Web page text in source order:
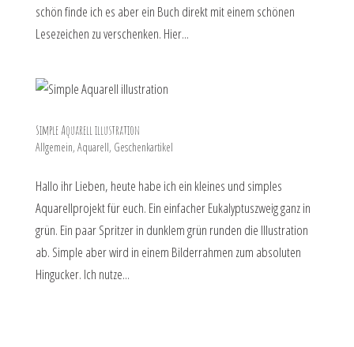
schön finde ich es aber ein Buch direkt mit einem schönen
Lesezeichen zu verschenken. Hier...
Simple Aquarell illustration
Allgemein, Aquarell, Geschenkartikel
Hallo ihr Lieben, heute habe ich ein kleines und simples
Aquarellprojekt für euch. Ein einfacher Eukalyptuszweig ganz in
grün. Ein paar Spritzer in dunklem grün runden die Illustration
ab. Simple aber wird in einem Bilderrahmen zum absoluten
Hingucker. Ich nutze...